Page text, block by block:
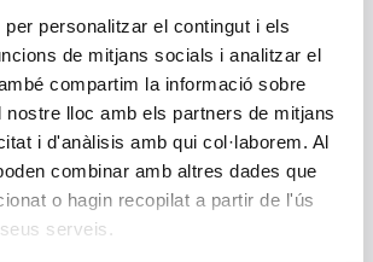
personalitzar el contingut i els
de mitjans socials i analitzar el
compartim la informació sobre
lloc amb els partners de mitjans
i d'anàlisis amb qui col·laborem. Al
combinar amb altres dades que
o hagin recopilat a partir de l'ús
serveis.
i direcció
de béns
càrrecs i personal directiu a activitats
de govern